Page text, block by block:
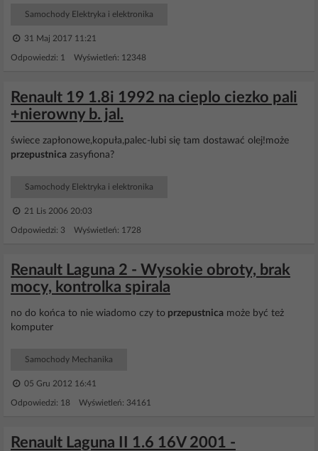
Samochody Elektryka i elektronika
31 Maj 2017 11:21
Odpowiedzi: 1 Wyświetleń: 12348
Renault 19 1.8i 1992 na cieplo ciezko pali
+nierowny b. jal.
świece zapłonowe,kopuła,palec-lubi się tam dostawać olej!może
przepustnica zasyfiona?
Samochody Elektryka i elektronika
21 Lis 2006 20:03
Odpowiedzi: 3 Wyświetleń: 1728
Renault Laguna 2 - Wysokie obroty, brak
mocy, kontrolka spirala
no do końca to nie wiadomo czy to przepustnica może być też
komputer
Samochody Mechanika
05 Gru 2012 16:41
Odpowiedzi: 18 Wyświetleń: 34161
Renault Laguna II 1.6 16V 2001 -